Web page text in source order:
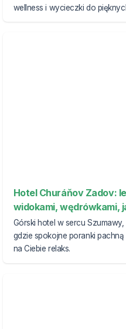
wellness i wycieczki do
Hotel Churáňov Zadov:
widokami, wędrówkami,
Górski hotel w sercu
gdzie spokojne poranki
na Ciebie relaks.